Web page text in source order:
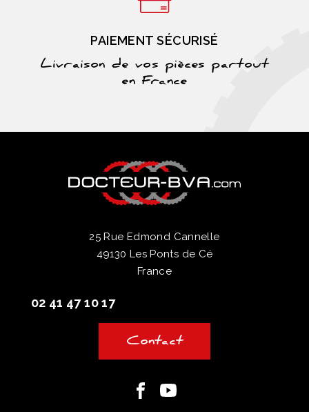
PAIEMENT SÉCURISÉ
Livraison de vos pièces partout
en France
25 Rue Edmond Cannelle
49130 Les Ponts de Cé
France
02 41 47 10 17
Contact
FacebookYoutube